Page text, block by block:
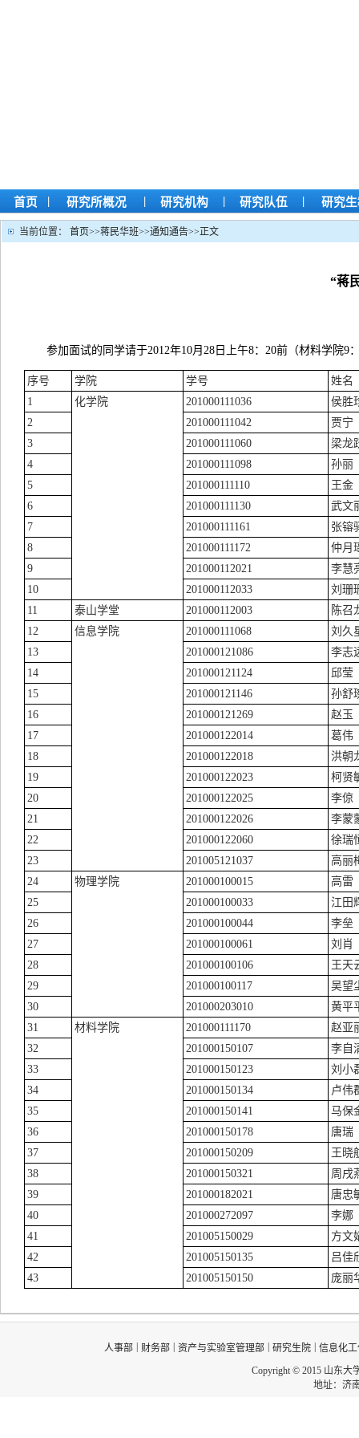
首页 | 研究所概况 | 研究机构 | 研究队伍 | 研究
当前位置： 首页>>蒋民华班>>通知通告>>正文
“蒋
参加面试的同学请于2012年10月28日上午8：20前（材料学院
序号 学院 学号
姓名
1
化学院 201000111036
侯胜
2
201000111042
贾宁
3
201000111060
梁龙
4
201000111098
孙丽
5
201000111110
王金
6
201000111130
武文
7
201000111161
张镕
8
201000111172
仲月
9
201000112021
李慧
10
201000112033
刘珊
11
泰山学堂 201000112003
陈召
12
信息学院 201000111068
刘久
13
201000121086
李志
14
201000121124
邱莹
15
201000121146
孙舒
16
201000121269
赵玉
17
201000122014
葛伟
18
201000122018
洪朝
19
201000122023
柯贤
20
201000122025
李倞
21
201000122026
李蒙
22
201000122060
徐瑞
23
201005121037
高丽
24
物理学院 201000100015
高雷
25
201000100033
江田
26
201000100044
李垒
27
201000100061
刘肖
28
201000100106
王天
29
201000100117
吴望
30
201000203010
黄平
31
材料学院 201000111170
赵亚
32
201000150107
李自
33
201000150123
刘小
34
201000150134
卢伟
35
201000150141
马保
36
201000150178
唐瑞
37
201000150209
王晓
38
201000150321
周戌
39
201000182021
唐忠
40
201000272097
李娜
41
201005150029
方文
42
201005150135
吕佳
43
201005150150 庞丽
人事部 财务部 资产与实验室管理部 研究生院
信息化
Copyright © 2015 山东大
地址：济